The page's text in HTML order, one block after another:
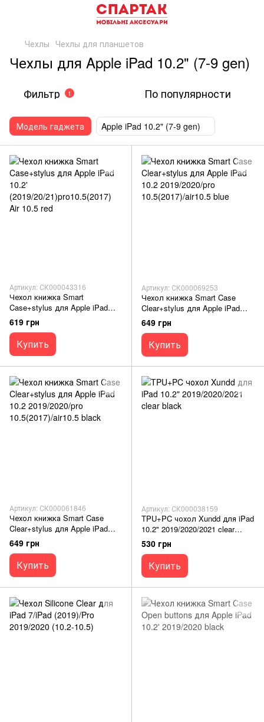
Чехлы Чехлы для планшетов
Чехлы для Apple iPad 10.2" (7-9 gen)
Фильтр 1 По популярности
Модель гаджета Apple iPad 10.2" (7-9 gen)
Артикул: СК000043316
Чехол книжка Smart
Case+stylus для Apple iPad
10.2' (2019/20/21)pro10.5(2017)
Air 10.5 red
619 грн
Купить
Артикул: СК000069253
Чехол книжка Smart Case
Clear+stylus для Apple iPad
10.2 2019/2020/pro
10.5(2017)/air10.5 blue
649 грн
Купить
Артикул: СК000061846
Чехол книжка Smart Case
Clear+stylus для Apple iPad
10.2 2019/2020/pro
10.5(2017)/air10.5 black
649 грн
Купить
Артикул: СК000038159
TPU+PC чохол Xundd для iPad
10.2" 2019/2020/2021 clear
black
530 грн
Купить